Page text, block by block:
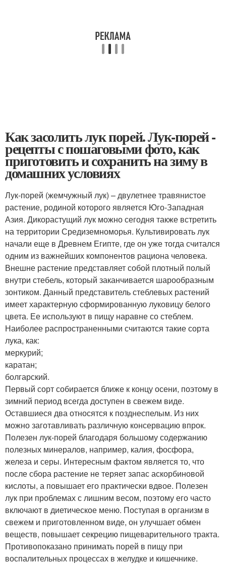
Как засолить лук порей. Лук-порей -
рецепты с пошаговыми фото, как
приготовить и сохранить на зиму в
домашних условиях
Лук-порей (жемчужный лук) – двулетнее травянистое
растение, родиной которого является Юго-Западная
Азия. Дикорастущий лук можно сегодня также встретить
на территории Средиземноморья. Культивировать лук
начали еще в Древнем Египте, где он уже тогда считался
одним из важнейших компонентов рациона человека.
Внешне растение представляет собой плотный полый
внутри стебель, который заканчивается шарообразным
зонтиком. Данный представитель стеблевых растений
имеет характерную сформированную луковицу белого
цвета. Ее используют в пищу наравне со стеблем.
Наиболее распространенными считаются такие сорта
лука, как:
меркурий;
каратан;
болгарский.
Первый сорт собирается ближе к концу осени, поэтому в
зимний период всегда доступен в свежем виде.
Оставшиеся два относятся к позднеспелым. Из них
можно заготавливать различную консервацию впрок.
Полезен лук-порей благодаря большому содержанию
полезных минералов, например, калия, фосфора,
железа и серы. Интересным фактом является то, что
после сбора растение не теряет запас аскорбиновой
кислоты, а повышает его практически вдвое. Полезен
лук при проблемах с лишним весом, поэтому его часто
включают в диетическое меню. Поступая в организм в
свежем и приготовленном виде, он улучшает обмен
веществ, повышает секрецию пищеварительного тракта.
Противопоказано принимать порей в пищу при
воспалительных процессах в желудке и кишечнике.